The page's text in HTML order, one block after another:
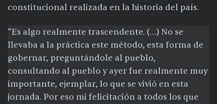
constitucional realizada en la historia del país.
“Es algo realmente trascendente. (…) No se
llevaba a la práctica este método, esta forma de
gobernar, preguntándole al pueblo,
consultando al pueblo y ayer fue realmente muy
importante, ejemplar, lo que se vivió en esta
jornada. Por eso mi felicitación a todos los que